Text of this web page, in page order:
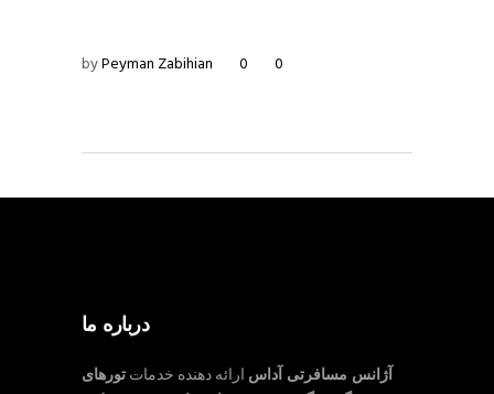
byPeyman Zabihian 0 0
درباره ما
آژانس مسافرتی آداس ارائه دهنده خدماتتورهای